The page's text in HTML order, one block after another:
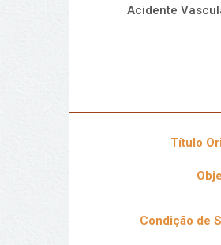
Acidente
Título
Condição de